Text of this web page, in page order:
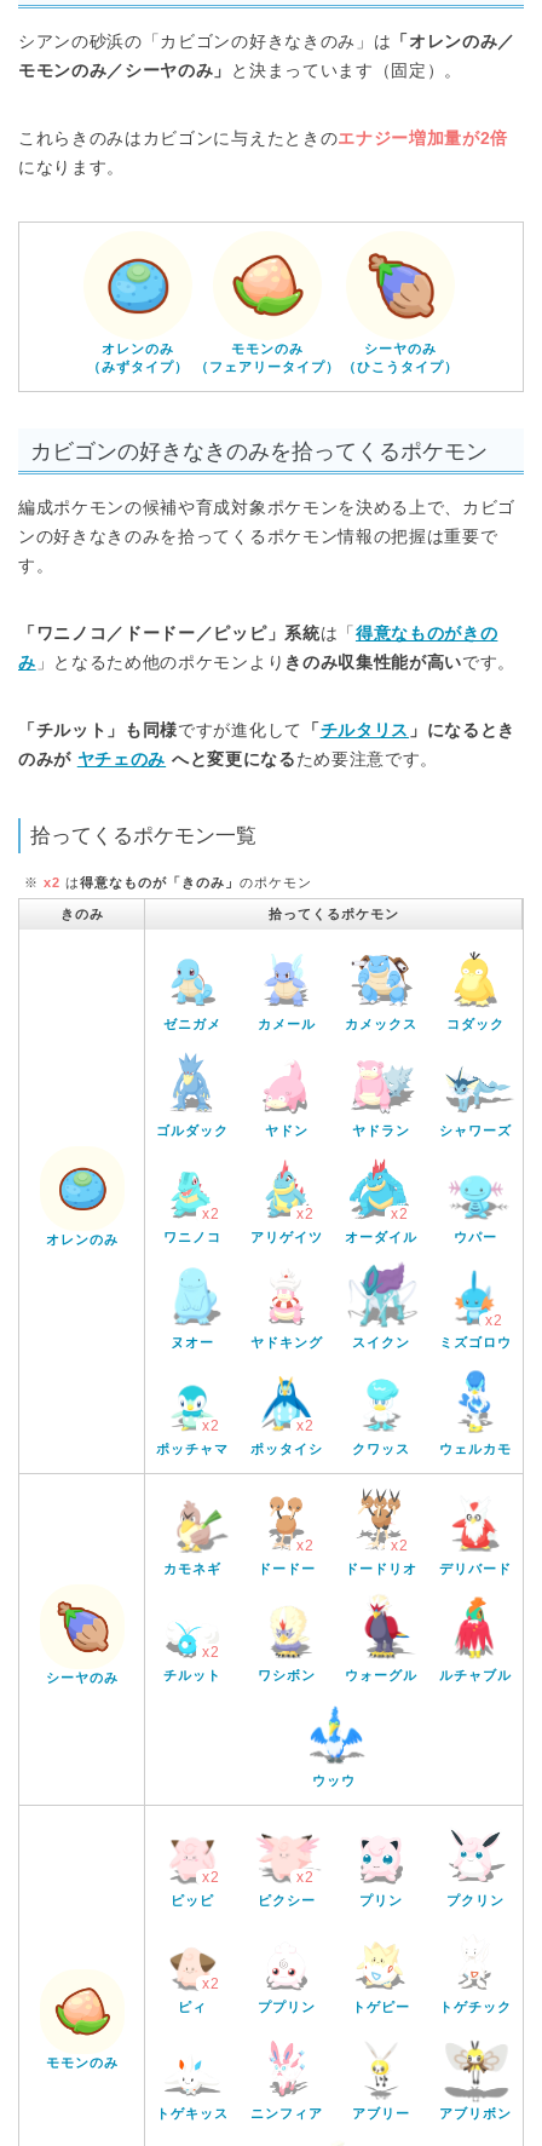
シアンの砂浜の「カビゴンの好きなきのみ」は 「オレンのみ／
モモンのみ／シーヤのみ」
と決まっています（固定）。
これらきのみはカビゴンに与えたときのエナジー増加量が2倍
になります。
オレンのみ
（みずタイプ）
モモンのみ
（フェアリータイプ）
シーヤのみ
（ひこうタイプ）
カビゴンの好きなきのみを拾ってくるポケモン
編成ポケモンの候補や育成対象ポケモンを決める上で、カビゴ
ンの好きなきのみを拾ってくるポケモン情報の把握は重要で
す。
「ワニノコ／ドードー／ピッピ」系統は「 得意なものがきの
み 」となるため他のポケモンより きのみ収集性能が高いです。
「チルット」も同様ですが進化して 「 チルタリス 」になるとき
のみが ヤチェのみ へと変更になる ため要注意です。
拾ってくるポケモン一覧
※ x2 は得意なものが「きのみ」 のポケモン
きのみ 拾ってくるポケモン
オレンのみ
ゼニガメ カメール カメックス コダック
ゴルダック ヤドン ヤドラン シャワーズ
x2
ワニノコ
x2
アリゲイツ
x2
オーダイル ウパー
ヌオー ヤドキング スイクン
x2
ミズゴロウ
x2
ポッチャマ
x2
ポッタイシ クワッス ウェルカモ
シーヤのみ
カモネギ
x2
ドードー
x2
ドードリオ デリバード
x2
チルット ワシボン ウォーグル ルチャブル
ウッウ
モモンのみ
x2
ピッピ
x2
ピクシー プリン プクリン
x2
ピィ ププリン トゲピー トゲチック
トゲキッス ニンフィア アブリー アブリボン